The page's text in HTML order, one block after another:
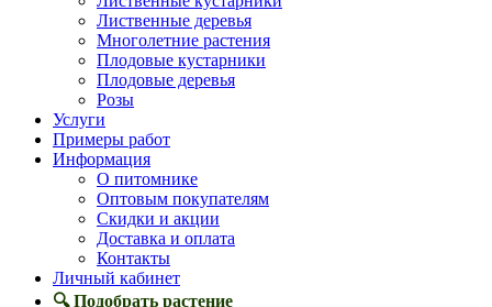
Лиственные деревья
Многолетние растения
Плодовые кустарники
Плодовые деревья
Розы
Услуги
Примеры работ
Информация
О питомнике
Оптовым покупателям
Скидки и акции
Доставка и оплата
Контакты
Личный кабинет
🔍 Подобрать растение